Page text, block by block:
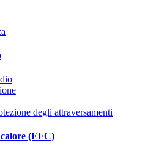
degli attraversamenti
(EFC)